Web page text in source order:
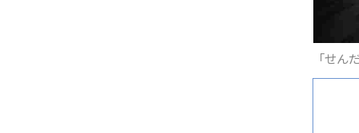
「せ